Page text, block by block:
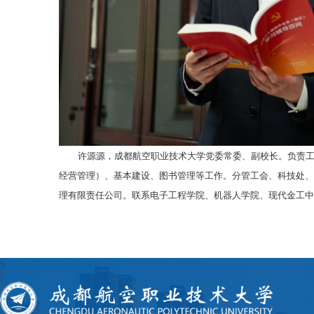
许源源，成都航空职业技术大学党委常委、副校长。负责
经营管理）、基本建设、图书管理等工作。分管工会、科技处
理有限责任公司。联系电子工程学院、机器人学院、现代金工